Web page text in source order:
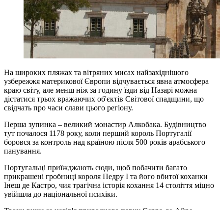
На широких пляжах та вітряних мисах найзахіднішого
узбережжя материкової Європи відчувається явна атмосфера
краю світу, але менш ніж за годину їзди від Назарі можна
дістатися трьох вражаючих об'єктів Світової спадщини, що
свідчать про часи слави цього регіону.
Перша зупинка – великий монастир Алкобака. Будівництво
тут почалося 1178 року, коли перший король Португалії
боровся за контроль над країною після 500 років арабського
панування.
Португальці приїжджають сюди, щоб побачити багато
прикрашені гробниці короля Педру I та його вбитої коханки
Інеш де Кастро, чия трагічна історія кохання 14 століття міцно
увійшла до національної психіки.